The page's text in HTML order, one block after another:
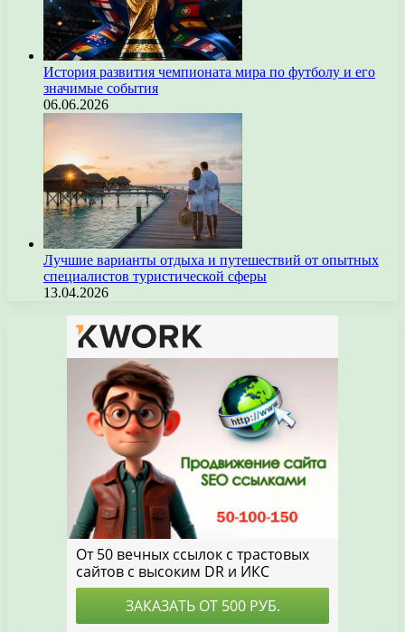
История развития чемпионата мира по футболу и его
значимые события
06.06.2026
Лучшие варианты отдыха и путешествий от опытных
специалистов туристической сферы
13.04.2026